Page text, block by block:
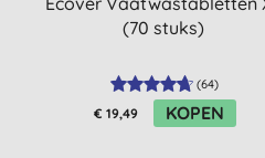
(70 stuks)
(64)
€ 19,49 KOPEN